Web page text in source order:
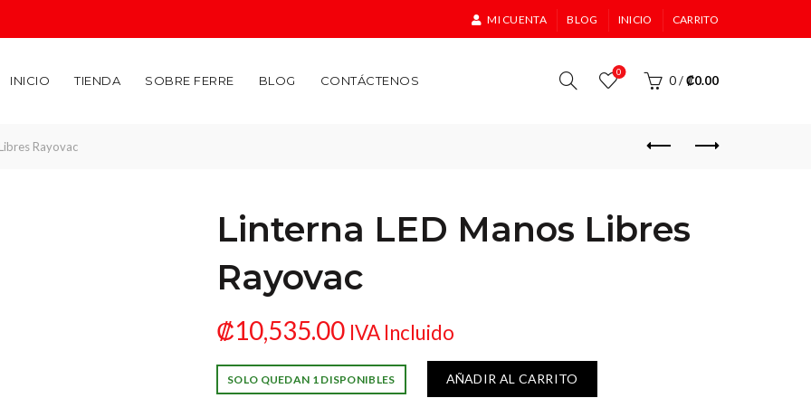
MI CUENTA BLOG INICIO CARRITO
INICIO TIENDA SOBRE FERRE BLOG CONTÁCTENOS
0
0/₡0.00
Rayovac
Linterna LED Manos Libres
Rayovac
₡10,535.00 IVA Incluido
SOLO QUEDAN 1 DISPONIBLES AÑADIR AL CARRITO